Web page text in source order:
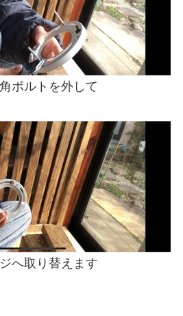
ボルトを外して
へ取り替えます